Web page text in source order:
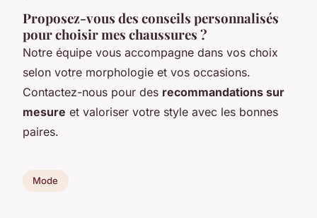
Proposez-vous des conseils personnalisés
pour choisir mes chaussures ?
Notre équipe vous accompagne dans vos choix
selon votre morphologie et vos occasions.
Contactez-nous pour des recommandations sur
mesure et valoriser votre style avec les bonnes
paires.
Mode